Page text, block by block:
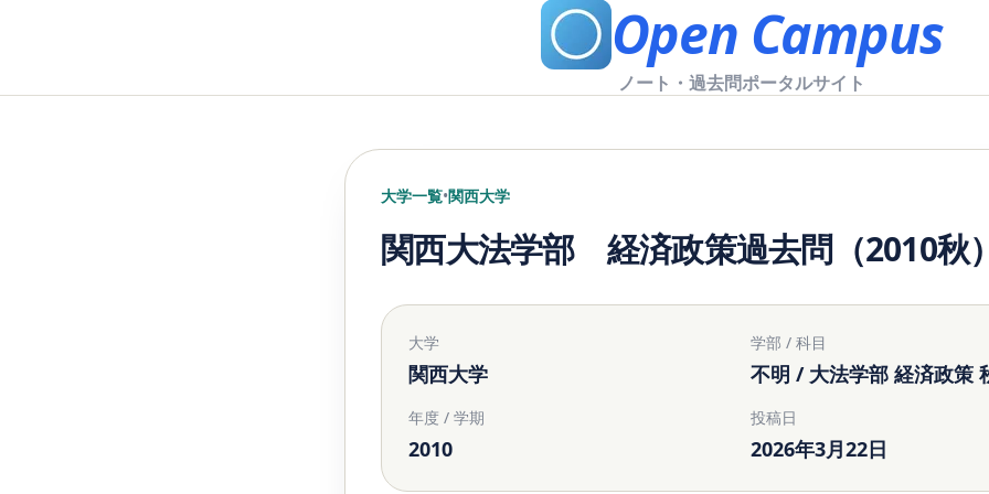
Open Campus
ノート・過去問ポータルサイト
大学一覧•関西大学
関西大法学部 経済政策過去問（2010秋
大学
関西大学
学部 / 科目
不明 / 大法学部 経済政策
年度 / 学期
2010
投稿日
2026年3月22日